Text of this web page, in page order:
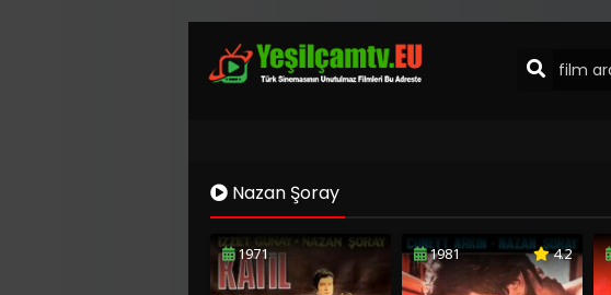
Nazan Şoray
1971 1981 4.2